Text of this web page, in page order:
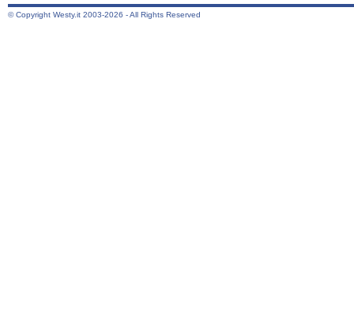
© Copyright Westy.it 2003-2026 - All Rights Reserved